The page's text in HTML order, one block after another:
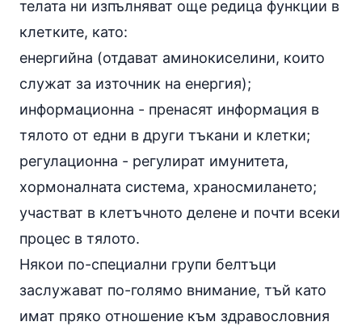
телата ни изпълняват още редица функции в
клетките, като:
енергийна (отдават аминокиселини, които
служат за източник на енергия);
информационна - пренасят информация в
тялото от едни в други тъкани и клетки;
регулационна - регулират имунитета,
хормоналната система, храносмилането;
участват в клетъчното делене и почти всеки
процес в тялото.
Някои по-специални групи белтъци
заслужават по-голямо внимание, тъй като
имат пряко отношение към здравословния